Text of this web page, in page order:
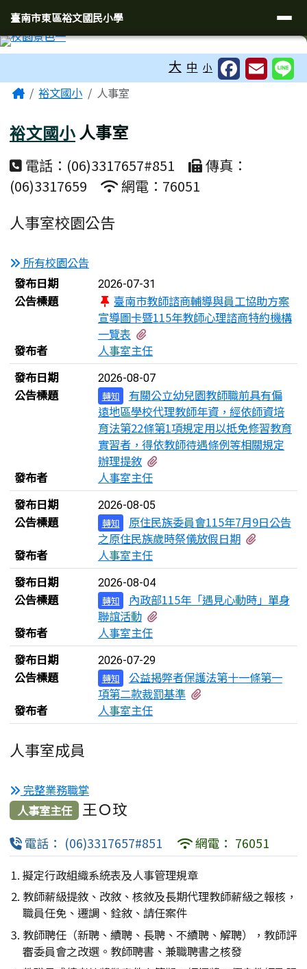
臺南市東區裕文國民小學
導覽列
臺南市東區裕文國民小學
大 中 小
主內容區域
Home裕文國小 人事室
裕文國小人事室
電話：(06)3317657#851
傳真：
(06)3317659
網電：76051
人事室校園公告
所有校園公告
新聞列表
發布日期 2026-07-31
公告標題
臺南市教師諮商輔導與員工協助方案
宣導圖卡暨115年教師心理諮商特約機構
一覽表
發布者
人事室主任
發布日期
2026-08-07
公告標題 轉知
有關公立幼兒園教師職前具有偏
遠地區學校代理教師年資，經依師資培
育法第22條第1項規定用以抵免修習教育
實習者，得依教師待遇條例等相關規定
辦理提敘
發布者
人事室主任
發布日期
2026-08-05
公告標題 轉知
原住民族委員會115年7月9日公告
之原住民族歲時祭儀放假日期
發布者
人事室主任
發布日期
2026-08-04
公告標題 轉知
內政部115年「遇見心動時」單身
聯誼活動
發布者
人事室主任
發布日期
2026-07-29
公告標題 轉知
公益揭弊者保護法第十一條第一
項第二款裁罰基準
發布者
人事室主任
人事室成員
完整業務職掌
人事室主任
王Ｏ玟
電話： (06)3317657#851 網電： 76051
擬定行政組織系統表及人事管理規章
教師薪級提敘、改敘、核敘及長期代理教師薪級之報核，
職員任免、遷調、銓敘、請任案件
教師聘任（新聘、續聘、長聘、不續聘、解聘），教師評
審委員會之改選。教師聘書、兼職聘書之核發
頁尾區域